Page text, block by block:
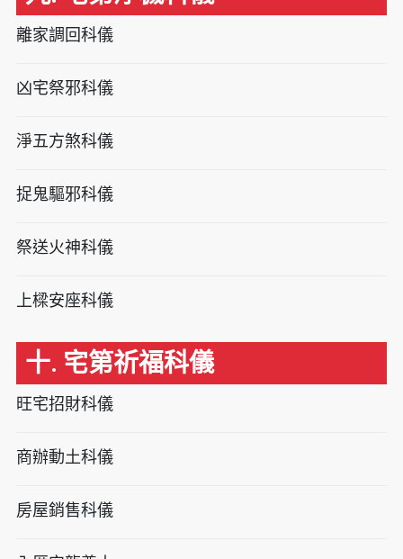
離家調回科儀
凶宅祭邪科儀
淨五方煞科儀
捉鬼驅邪科儀
祭送火神科儀
上樑安座科儀
十. 宅第祈福科儀
旺宅招財科儀
商辦動土科儀
房屋銷售科儀